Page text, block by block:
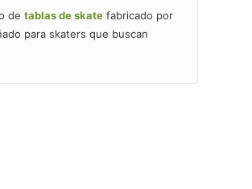
detablas de skate fabricado por
para skaters que buscan